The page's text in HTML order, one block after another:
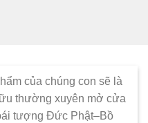
của chúng con sẽ là
thường xuyên mở cửa
tượng Đức Phật–Bồ